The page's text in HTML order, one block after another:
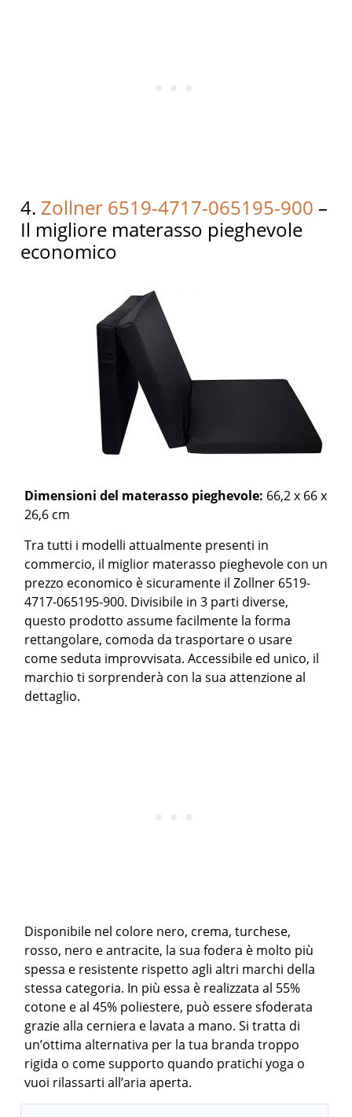
4. Zollner 6519-4717-065195-900 –
Il migliore materasso pieghevole
economico
Dimensioni del materasso pieghevole: 66,2 x 66 x
26,6 cm
Tra tutti i modelli attualmente presenti in
commercio, il miglior materasso pieghevole con un
prezzo economico è sicuramente il Zollner 6519-
4717-065195-900. Divisibile in 3 parti diverse,
questo prodotto assume facilmente la forma
rettangolare, comoda da trasportare o usare
come seduta improvvisata. Accessibile ed unico, il
marchio ti sorprenderà con la sua attenzione al
dettaglio.
Disponibile nel colore nero, crema, turchese,
rosso, nero e antracite, la sua fodera è molto più
spessa e resistente rispetto agli altri marchi della
stessa categoria. In più essa è realizzata al 55%
cotone e al 45% poliestere, può essere sfoderata
grazie alla cerniera e lavata a mano. Si tratta di
un’ottima alternativa per la tua branda troppo
rigida o come supporto quando pratichi yoga o
vuoi rilassarti all’aria aperta.